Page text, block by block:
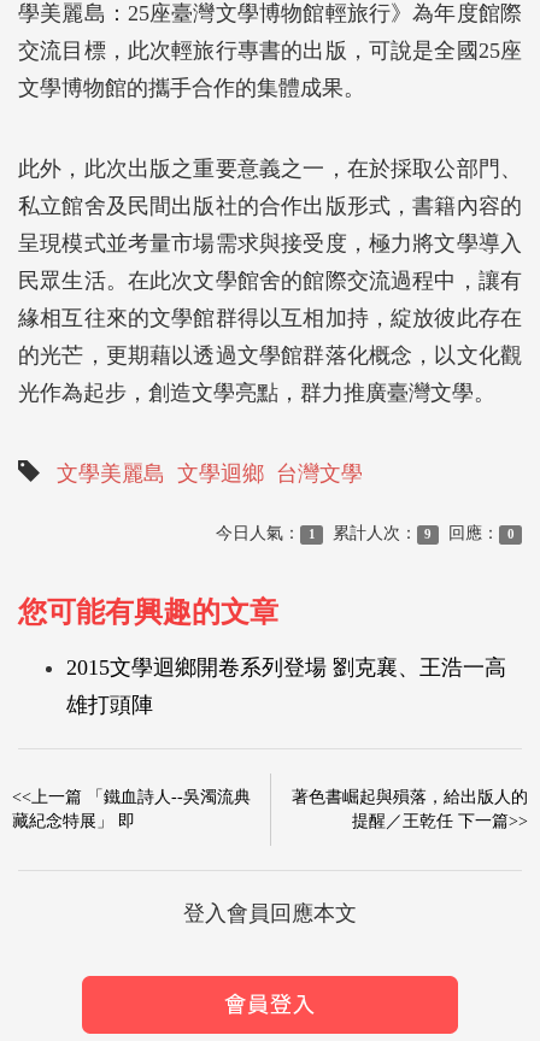
學美麗島：25座臺灣文學博物館輕旅行》為年度館際
交流目標，此次輕旅行專書的出版，可說是全國25座
文學博物館的攜手合作的集體成果。
此外，此次出版之重要意義之一，在於採取公部門、
私立館舍及民間出版社的合作出版形式，書籍內容的
呈現模式並考量市場需求與接受度，極力將文學導入
民眾生活。在此次文學館舍的館際交流過程中，讓有
緣相互往來的文學館群得以互相加持，綻放彼此存在
的光芒，更期藉以透過文學館群落化概念，以文化觀
光作為起步，創造文學亮點，群力推廣臺灣文學。
文學美麗島 文學迴鄉 台灣文學
今日人氣： 1 累計人次： 9 回應： 0
您可能有興趣的文章
2015文學迴鄉開卷系列登場 劉克襄、王浩一高
雄打頭陣
<<上一篇 「鐵血詩人--吳濁流典
藏紀念特展」 即
著色書崛起與殞落，給出版人的
提醒／王乾任 下一篇>>
登入會員回應本文